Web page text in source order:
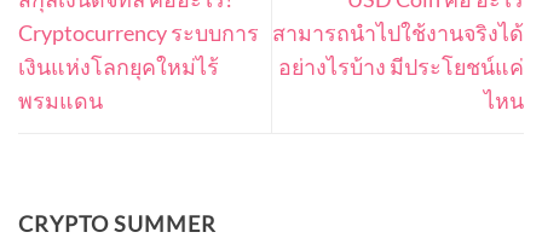
Cryptocurrency ระบบการ
เงินแห่งโลกยุคใหม่ไร้
พรมแดน
สามารถนำไปใช้งานจริงได้
อย่างไรบ้าง มีประโยชน์แค่
ไหน
CRYPTO SUMMER